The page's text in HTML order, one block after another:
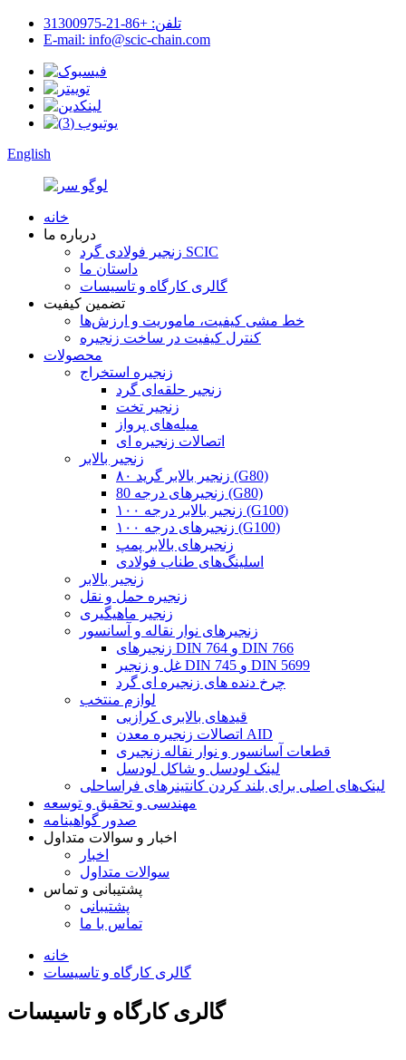
تلفن: +86-21-31300975
E-mail: info@scic-chain.com
English
خانه
درباره ما
زنجیر فولادی گرد SCIC
داستان ما
گالری کارگاه و تاسیسات
تضمین کیفیت
خط مشی کیفیت، ماموریت و ارزش‌ها
کنترل کیفیت در ساخت زنجیره
محصولات
زنجیره استخراج
زنجیر حلقه‌ای گرد
زنجیر تخت
میله‌های پرواز
اتصالات زنجیره ای
زنجیر بالابر
زنجیر بالابر گرید ۸۰ (G80)
زنجیرهای درجه 80 (G80)
زنجیر بالابر درجه ۱۰۰ (G100)
زنجیرهای درجه ۱۰۰ (G100)
زنجیرهای بالابر پمپ
اسلینگ‌های طناب فولادی
زنجیر بالابر
زنجیره حمل و نقل
زنجیر ماهیگیری
زنجیرهای نوار نقاله و آسانسور
زنجیرهای DIN 764 و DIN 766
غل و زنجیر DIN 745 و DIN 5699
چرخ دنده های زنجیره ای گرد
لوازم منتخب
قیدهای بالابری کرازبی
اتصالات زنجیره معدن AID
قطعات آسانسور و نوار نقاله زنجیری
لینک لودسل و شاکل لودسل
لینک‌های اصلی برای بلند کردن کانتینرهای فراساحلی
مهندسی و تحقیق و توسعه
صدور گواهینامه
اخبار و سوالات متداول
اخبار
سوالات متداول
پشتیبانی و تماس
پشتیبانی
تماس با ما
خانه
گالری کارگاه و تاسیسات
گالری کارگاه و تاسیسات